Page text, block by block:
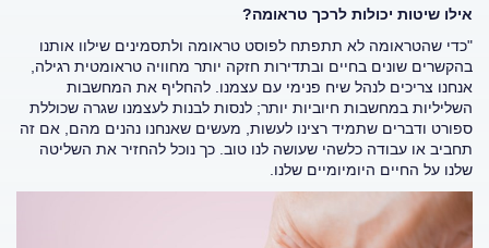
אילו שיטות יכולות לרכך טראומה?
"כדי שהטראומה לא תתפתח לפוסט טראומה ולתסמינים שילוו אותנו
בהקשרים שונים בחיים ובתדירות חזקה יותר מחוויה טראומטית רגילה,
אנחנו צריכים לנהל שיח פנימי עם עצמנו. להחליף את המחשבות
השליליות במחשבות חיוביות יותר; לנסות לבנות לעצמנו שגרה שכוללת
ספורט ודברים שתמיד רצינו לעשות, מעשים שאנחנו נהנים מהם, אם זה
תחביב או עבודה כלשהי שעושה לנו טוב. כך נוכל להחזיר את השליטה
שלנו על החיים היומיומיים שלנו.